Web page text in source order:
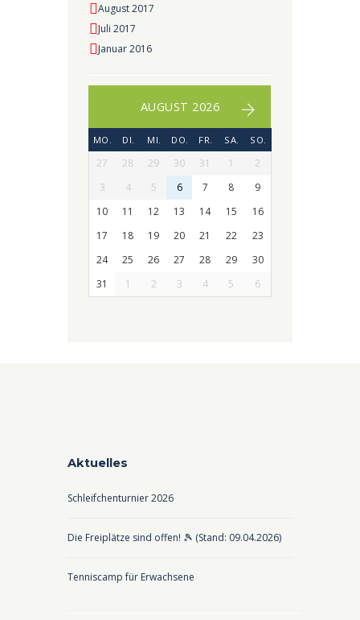
August 2017
Juli 2017
Januar 2016
AUGUST 2026
MO. DI. MI. DO. FR. SA. SO.
27 28 29 30 31 1
2
3
4 5 6 7 8
9
10
11 12 13 14 15
16
17
18 19 20 21 22
23
24
25 26 27 28 29
30
31
1 2 3 4 5 6
Aktuelles
Schleifchenturnier 2026
Die Freiplätze sind offen! 🎾 (Stand: 09.04.2026)
Tenniscamp für Erwachsene